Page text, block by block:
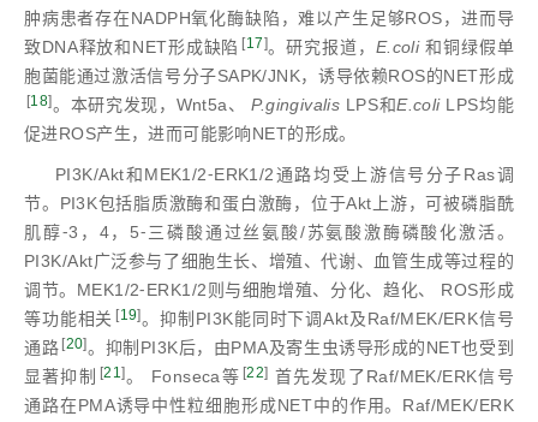
肿病患者存在NADPH氧化酶缺陷，难以产生足够ROS，进而导
致DNA释放和NET形成缺陷 [17]。研究报道， E.coli和铜绿假单
胞菌能通过激活信号分子SAPK/JNK，诱导依赖ROS的NET形成
[18]。本研究发现，Wnt5a、P.gingivalis LPS和E.coliLPS均能
促进ROS产生，进而可能影响NET的形成。
PI3K/Akt和MEK1/2⁃ERK1/2通路均受上游信号分子Ras调
节。PI3K包括脂质激酶和蛋白激酶，位于Akt上游，可被磷脂酰
肌醇⁃3，4，5⁃三磷酸通过丝氨酸/苏氨酸激酶磷酸化激活。
PI3K/Akt广泛参与了细胞生长、增殖、代谢、血管生成等过程的
调节。MEK1/2⁃ERK1/2则与细胞增殖、分化、趋化、 ROS形成
等功能相关 [19]。抑制PI3K能同时下调Akt及Raf/MEK/ERK信号
通路 [20]。抑制PI3K后，由PMA及寄生虫诱导形成的NET也受到
显著抑制 [21]。 Fonseca等 [22] 首先发现了Raf/MEK/ERK信号
通路在PMA诱导中性粒细胞形成NET中的作用。Raf/MEK/ERK